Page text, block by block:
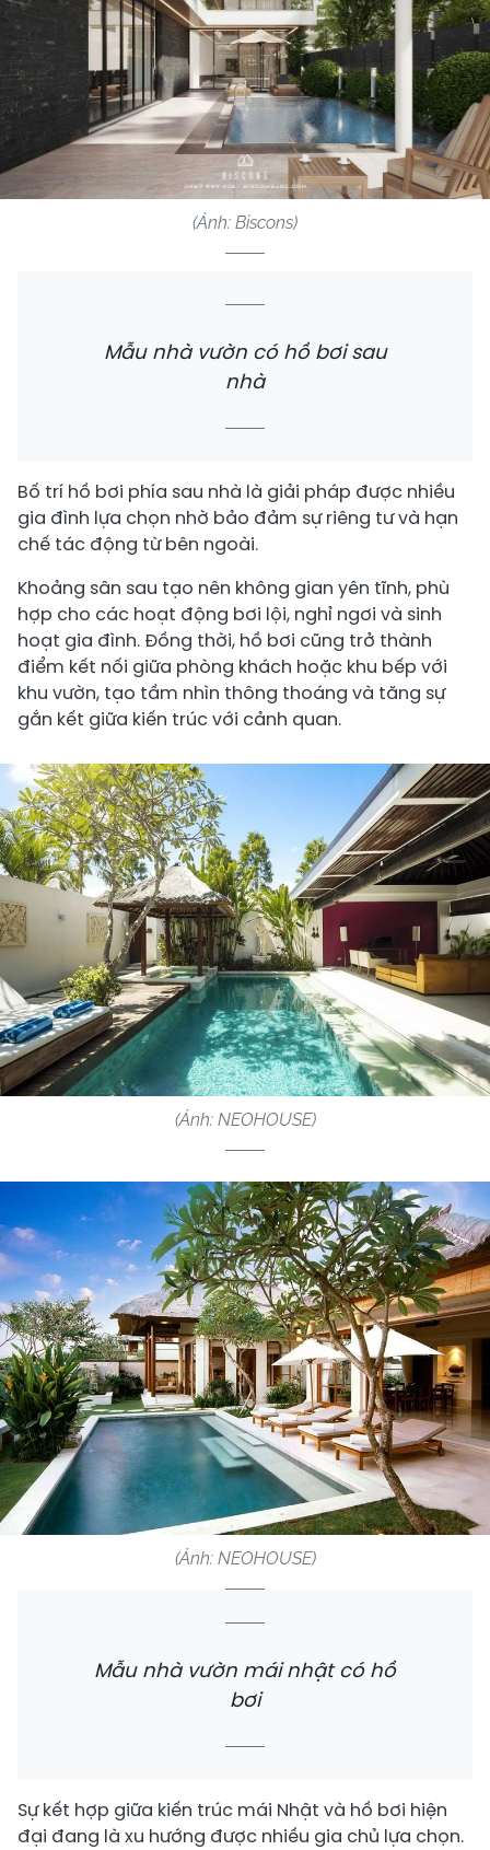
(Ảnh: Biscons)
Mẫu nhà vườn có hồ bơi sau
nhà
Bố trí hồ bơi phía sau nhà là giải pháp được nhiều
gia đình lựa chọn nhờ bảo đảm sự riêng tư và hạn
chế tác động từ bên ngoài.
Khoảng sân sau tạo nên không gian yên tĩnh, phù
hợp cho các hoạt động bơi lội, nghỉ ngơi và sinh
hoạt gia đình. Đồng thời, hồ bơi cũng trở thành
điểm kết nối giữa phòng khách hoặc khu bếp với
khu vườn, tạo tầm nhìn thông thoáng và tăng sự
gắn kết giữa kiến trúc với cảnh quan.
(Ảnh: NEOHOUSE)
(Ảnh: NEOHOUSE)
Mẫu nhà vườn mái nhật có hồ
bơi
Sự kết hợp giữa kiến trúc mái Nhật và hồ bơi hiện
đại đang là xu hướng được nhiều gia chủ lựa chọn.